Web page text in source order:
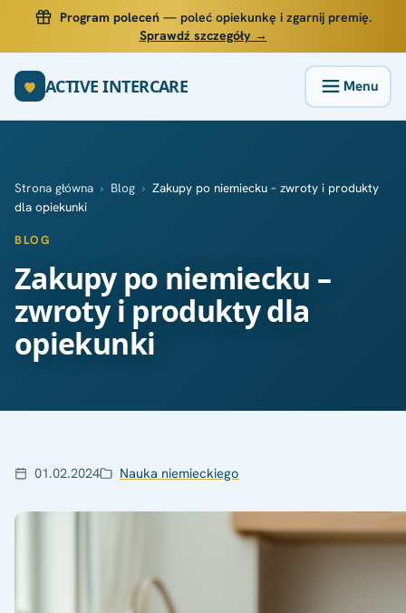
Program poleceń— poleć opiekunkę i zgarnij premię.
Sprawdź szczegóły →
ACTIVE INTERCARE
Strona główna › Blog › Zakupy po niemiecku – zwroty i produkty
dla opiekunki
BLOG
Zakupy po niemiecku –
zwroty i produkty dla
opiekunki
01.02.2024 Nauka niemieckiego